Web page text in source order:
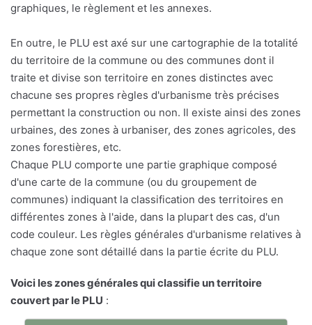
graphiques, le règlement et les annexes.
En outre, le PLU est axé sur une cartographie de la totalité
du territoire de la commune ou des communes dont il
traite et divise son territoire en zones distinctes avec
chacune ses propres règles d'urbanisme très précises
permettant la construction ou non. Il existe ainsi des zones
urbaines, des zones à urbaniser, des zones agricoles, des
zones forestières, etc.
Chaque PLU comporte une partie graphique composé
d'une carte de la commune (ou du groupement de
communes) indiquant la classification des territoires en
différentes zones à l'aide, dans la plupart des cas, d'un
code couleur. Les règles générales d'urbanisme relatives à
chaque zone sont détaillé dans la partie écrite du PLU.
Voici les zones générales qui classifie un territoire
couvert par le PLU :